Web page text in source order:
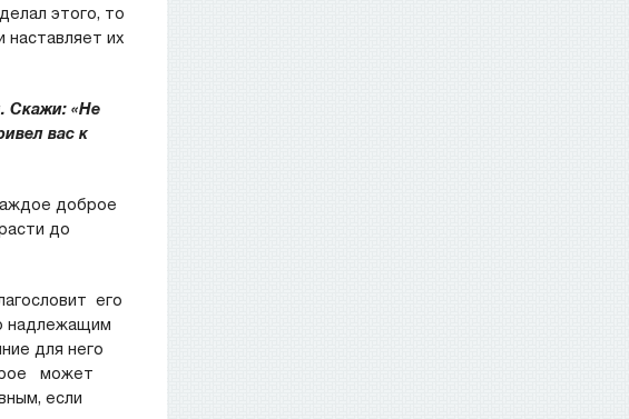
этого, то
их
Скажи: «Не
вас к
доброе
до
его
надлежащим
для него
может
если